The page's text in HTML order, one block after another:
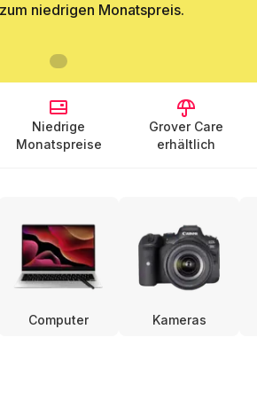
niedrigen Monatspreis.
Niedrige
Monatspreise
Grover Care
erhältlich
Computer Kameras